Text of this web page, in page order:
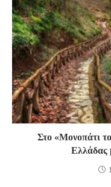
Στο «Μονοπάτι
Ελλάδας